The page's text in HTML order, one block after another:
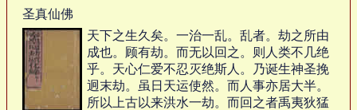
圣真仙佛
天下之生久矣。一治一乱。乱者。劫之所由
成也。顾有劫。而无以回之。则人类不几绝
乎。天心仁爱不忍灭绝斯人。乃诞生神圣挽
迥末劫。虽日天运使然。而人事亦居大半。
所以上古以来洪水一劫。而回之者禹夷狄猛